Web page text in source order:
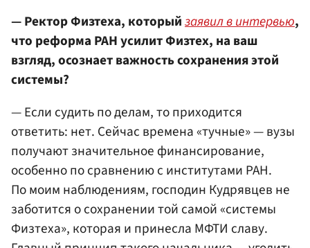
— Ректор Физтеха, которыйзаявил в интервью,
что реформа РАН усилит Физтех, на ваш
взгляд, осознает важность сохранения этой
системы?
— Если судить по делам, то приходится
ответить: нет. Сейчас времена «тучные» — вузы
получают значительное финансирование,
особенно по сравнению с институтами РАН.
По моим наблюдениям, господин Кудрявцев не
заботится о сохранении той самой «системы
Физтеха», которая и принесла МФТИ славу.